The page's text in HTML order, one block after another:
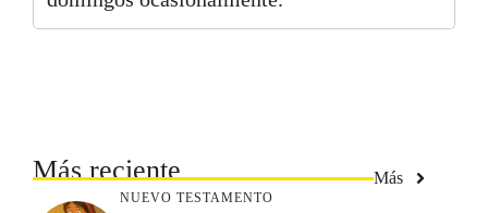
Más reciente Más
NUEVO TESTAMENTO